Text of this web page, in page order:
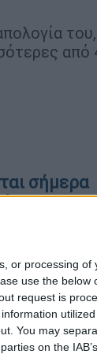
or processing of
use the below
request is
You may
on the
του,
από
σήμερα
- Το
περάσουν